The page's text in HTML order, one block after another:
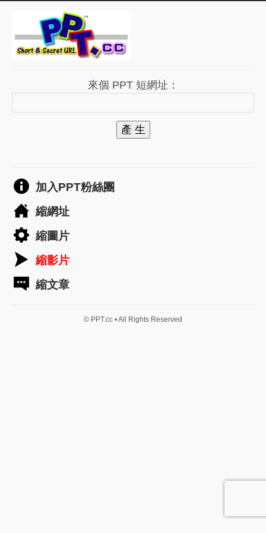
來個 PPT 短網址：
產 生
加入PPT粉絲團
縮網址
縮圖片
縮影片
縮文章
© PPT.cc • All Rights Reserved